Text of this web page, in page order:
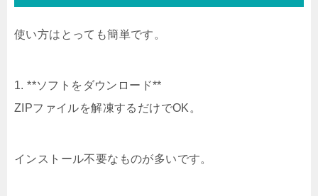
使い方はとっても簡単です。
1. **ソフトをダウンロード**
ZIPファイルを解凍するだけでOK。
インストール不要なものが多いです。